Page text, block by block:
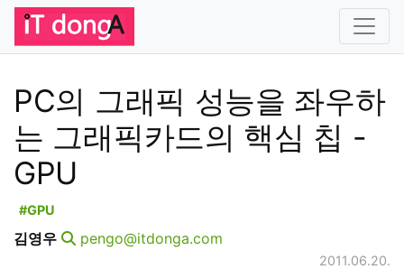
PC의 그래픽 성능을 좌우하
는 그래픽카드의 핵심 칩 -
GPU
#GPU
김영우 pengo@itdonga.com
2011.06.20.